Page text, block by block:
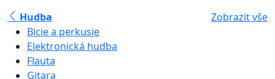
Hudba
Zobrazit vše
Bicie a perkusie
Elektronická hudba
Flauta
Gitara